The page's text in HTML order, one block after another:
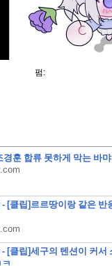
펌:
경훈 합류 못하게 막는 바먀
[클립]르르땅이랑 같은 반
[클립]세구의 텐션이 커서